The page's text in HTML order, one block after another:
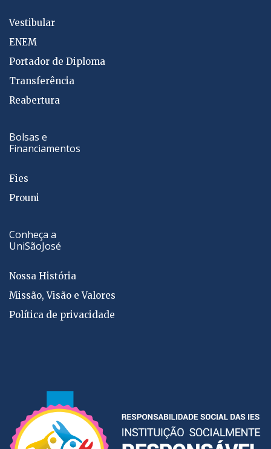
Vestibular
ENEM
Portador de Diploma
Transferência
Reabertura
Bolsas e
Financiamentos
Fies
Prouni
Conheça a
UniSãoJosé
Nossa História
Missão, Visão e Valores
Política de privacidade